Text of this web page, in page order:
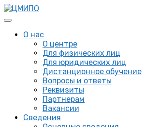
О нас
О центре
Для физических лиц
Для юридических лиц
Дистанционное обучение
Вопросы и ответы
Реквизиты
Партнерам
Вакансии
Сведения